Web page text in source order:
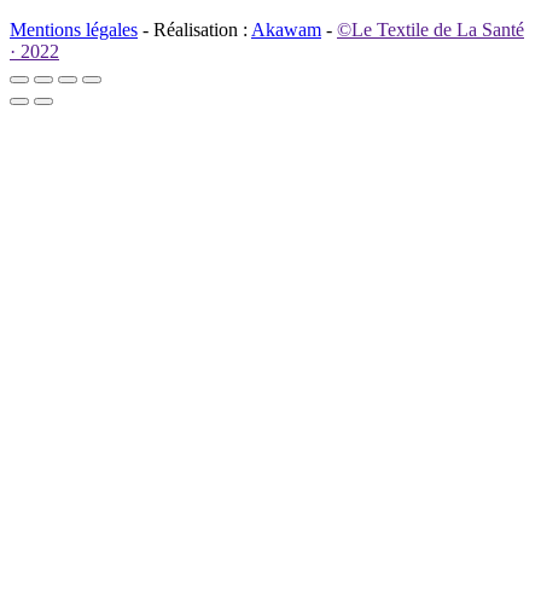
Mentions légales - Réalisation : Akawam - ©Le Textile de La Santé
· 2022